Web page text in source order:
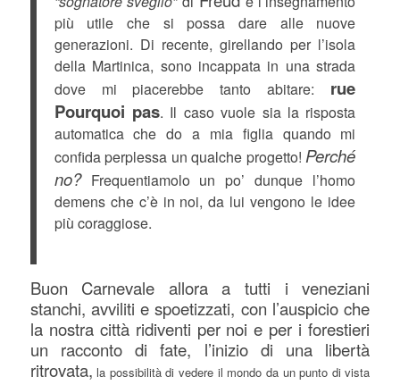
più utile che si possa dare alle nuove
generazioni. Di recente, girellando per l’isola
della Martinica, sono incappata in una strada
dove mi piacerebbe tanto abitare: rue
Pourquoi pas. Il caso vuole sia la risposta
automatica che do a mia figlia quando mi
confida perplessa un qualche progetto!Perché
no?Frequentiamolo un po’ dunque l’homo
demens che c’è in noi, da lui vengono le idee
più coraggiose.
Buon Carnevale allora a tutti i veneziani
stanchi, avviliti e spoetizzati, con l’auspicio che
la nostra città ridiventi per noi e per i forestieri
un racconto di fate, l’inizio di una libertà
ritrovata, la possibilità di vedere il mondo da un punto di vista